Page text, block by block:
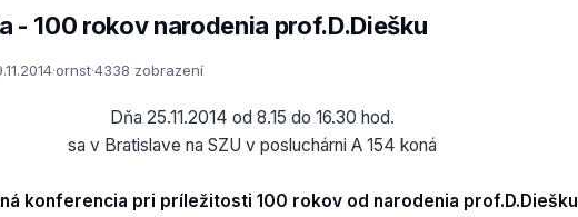
- 100 rokov narodenia prof.D.Diešku
·ornst·4338 zobrazení
Dňa 25.11.2014 od 8.15 do 16.30 hod.
sa v Bratislave na SZU v posluchárni A 154 koná
konferencia pri príležitosti 100 rokov od narodenia prof.D.Diešku